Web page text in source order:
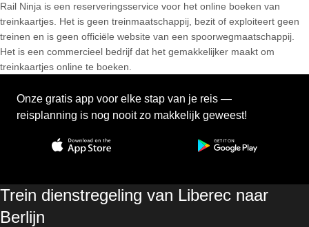
Rail Ninja is een reserveringsservice voor het online boeken van
treinkaartjes. Het is geen treinmaatschappij, bezit of exploiteert geen
treinen en is geen officiële website van een spoorwegmaatschappij.
Het is een commercieel bedrijf dat het gemakkelijker maakt om
treinkaartjes online te boeken.
Onze gratis app voor elke stap van je reis —
reisplanning is nog nooit zo makkelijk geweest!
Trein dienstregeling van Liberec naar
Berlijn